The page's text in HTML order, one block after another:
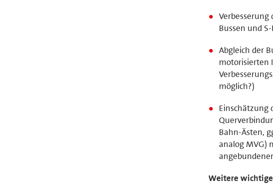
Bussen und
Abgleich der
motorisierten
möglich?)
Einschätzung
Bahn-Ästen,
analog MVG)
Weitere